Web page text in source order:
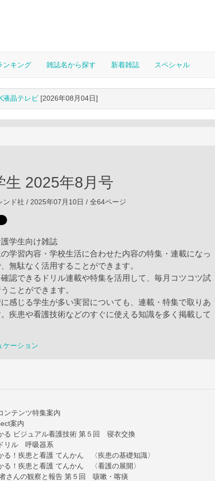
ンキング 雑誌名から探す 新着雑誌 スペシャル
液晶テレビ [2026年08月04日]
生 2025年8月号
ンド社 / 2025年07月10日 / 全64ページ
学生向け雑誌
学習内容・学校生活に合わせた内容の特集・連載になっ
無駄なく活用することができます。
認できるドリル連載や特集を活用して、毎月コツコツ試
ことができます。
感じる学生が多い実習についても、連載・特集で取りあ
疾患や看護技術などのすぐに使える知識を多く掲載して
ケーション
ンテンツ特集案内
案内
る ビジュアル看護技術 第５回 寝衣交換
リル 呼吸器系
る！疾患と看護 てんかん 〈疾患の基礎知識〉
る！疾患と看護 てんかん 〈看護の展開〉
さんの観察と報告 第５回 咳嗽・喀痰